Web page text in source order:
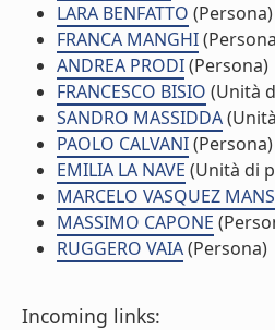
LARA BENFATTO (Persona)
FRANCA MANGHI
ANDREA PRODI(Persona)
FRANCESCO BISIO (Unità
SANDRO MASSIDDA
PAOLO CALVANI(Persona)
EMILIA LA NAVE (Unità di
MARCELO VASQUEZ
MASSIMO CAPONE
RUGGERO VAIA(Persona)
Incoming links: